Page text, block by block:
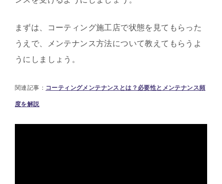
まずは、コーティング施工店で状態を見てもらった
うえで、メンテナンス方法について教えてもらうよ
うにしましょう。
関連記事： コーティングメンテナンスとは？必要性とメンテナンス頻
度を解説